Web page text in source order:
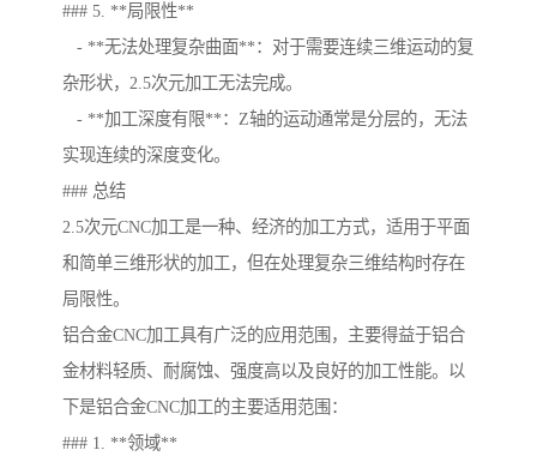
### 5. **局限性**
- **无法处理复杂曲面**：对于需要连续三维运动的复
杂形状，2.5次元加工无法完成。
- **加工深度有限**：Z轴的运动通常是分层的，无法
实现连续的深度变化。
### 总结
2.5次元CNC加工是一种、经济的加工方式，适用于平面
和简单三维形状的加工，但在处理复杂三维结构时存在
局限性。
铝合金CNC加工具有广泛的应用范围，主要得益于铝合
金材料轻质、耐腐蚀、强度高以及良好的加工性能。以
下是铝合金CNC加工的主要适用范围：
### 1. **领域**